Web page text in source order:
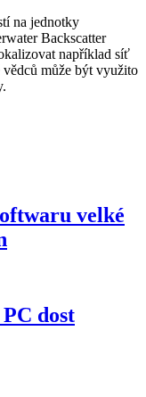
na jednotky
Backscatter
například síť
může být využito
velké
dost